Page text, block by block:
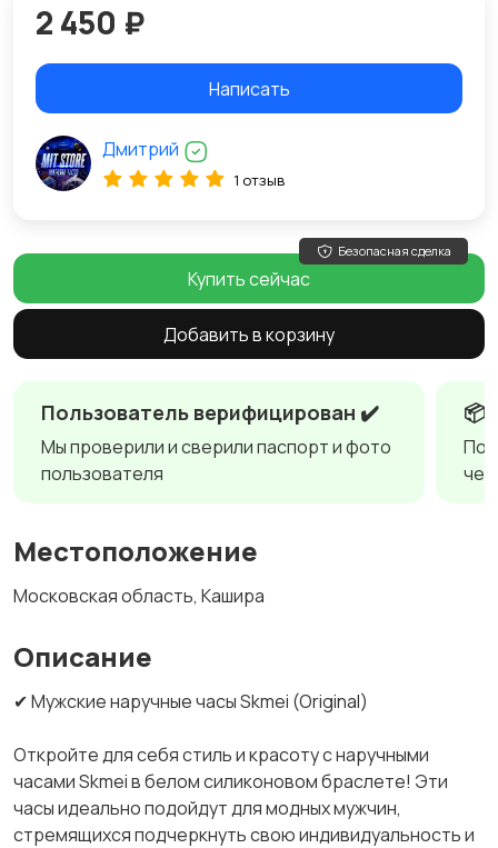
Пользователь верифицирован ✔️
Мы проверили и сверили паспорт и фото
пользователя
Местоположение
Московская область, Кашира
Описание
✔ Мужские наручные часы Skmei (Original)
Откройте для себя стиль и красоту с наручными
часами Skmei в белом силиконовом браслете! Эти
часы идеально подойдут для модных мужчин,
стремящихся подчеркнуть свою индивидуальность и
2 450 ₽
Написать
Дмитрий
1 отзыв
Безопасная сделка
Купить сейчас
Добавить в корзину